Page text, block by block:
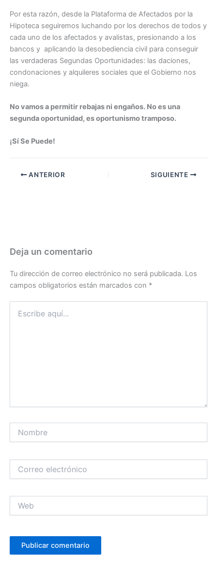
Por esta razón, desde la Plataforma de Afectados por la
Hipoteca seguiremos luchando por los derechos de todos y
cada uno de los afectados y avalistas, presionando a los
bancos y aplicando la desobediencia civil para conseguir
las verdaderas Segundas Oportunidades: las daciones,
condonaciones y alquileres sociales que el Gobierno nos
niega.
No vamos a permitir rebajas ni engaños. No es una
segunda oportunidad, es oportunismo tramposo.
¡Sí Se Puede!
ANTERIOR SIGUIENTE
Deja un comentario
Tu dirección de correo electrónico no será publicada. Los
campos obligatorios están marcados con *
aquí...
electrónico